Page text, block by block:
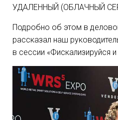
УДАЛЕННЫЙ (ОБЛАЧНЫЙ
Подробно об этом в
рассказал наш
в сессии «Фискализируйся и